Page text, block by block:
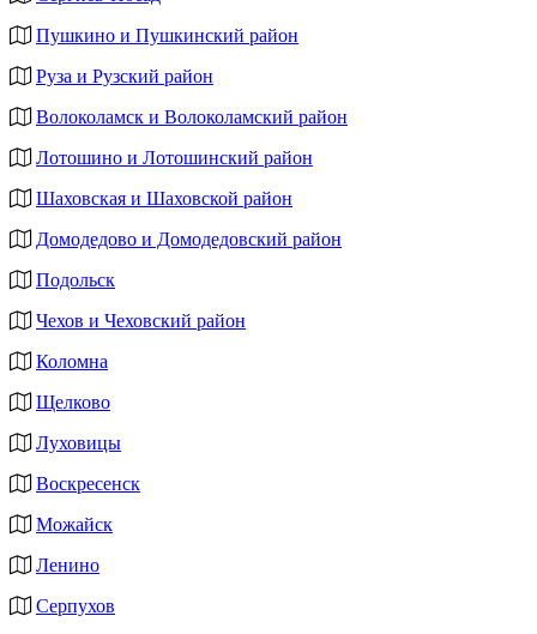
Пушкино и Пушкинский район
Руза и Рузский район
Волоколамск и Волоколамский район
Лотошино и Лотошинский район
Шаховская и Шаховской район
Домодедово и Домодедовский район
Подольск
Чехов и Чеховский район
Коломна
Щелково
Луховицы
Воскресенск
Можайск
Ленино
Серпухов